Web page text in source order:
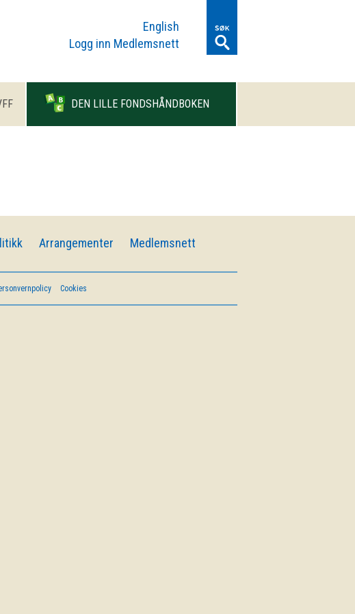
English
Logg inn Medlemsnett
DEN LILLE FONDSHÅNDBOKEN
Arrangementer Medlemsnett
Cookies